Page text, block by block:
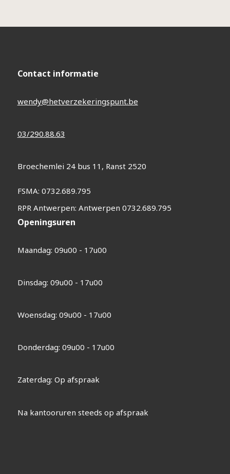
Contact informatie
wendy@hetverzekeringspunt.be
03/290.88.63
Broechemlei 24 bus 11, Ranst 2520
FSMA: 0732.689.795
RPR Antwerpen: Antwerpen 0732.689.795
Openingsuren
Maandag: 09u00 - 17u00
Dinsdag: 09u00 - 17u00
Woensdag: 09u00 - 17u00
Donderdag: 09u00 - 17u00
Zaterdag: Op afspraak
Na kantooruren steeds op afspraak